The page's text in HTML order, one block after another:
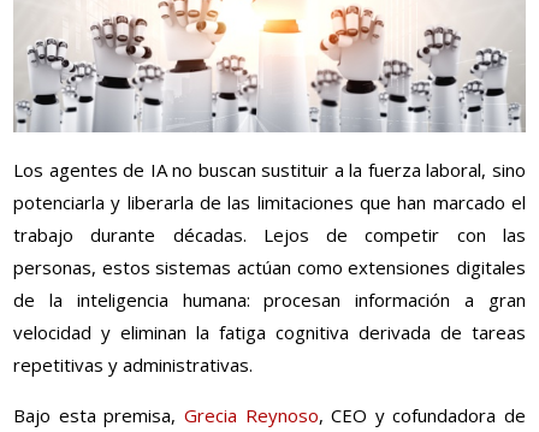
Los agentes de IA no buscan sustituir a la fuerza laboral, sino
potenciarla y liberarla de las limitaciones que han marcado el
trabajo durante décadas. Lejos de competir con las
personas, estos sistemas actúan como extensiones digitales
de la inteligencia humana: procesan información a gran
velocidad y eliminan la fatiga cognitiva derivada de tareas
repetitivas y administrativas.
Bajo esta premisa, Grecia Reynoso, CEO y cofundadora de